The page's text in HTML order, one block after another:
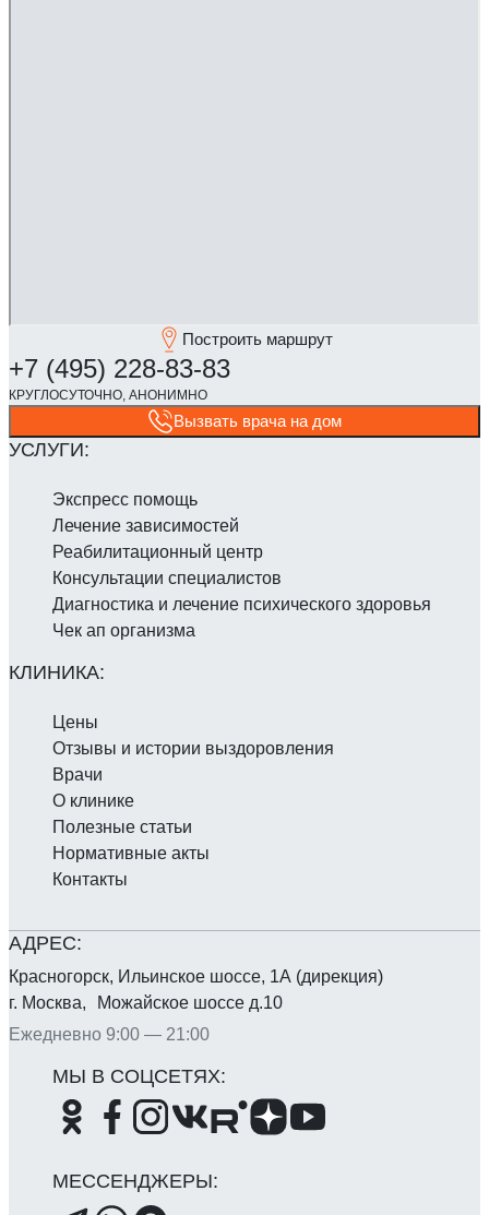
Построить маршрут
Вызвать врача на дом
Красногорск, Ильинское шоссе, 1А (дирекция)
г. Москва, Можайское шоссе д.10
Ежедневно 9:00 — 21:00
Экспресс помощь
Лечение зависимостей
Реабилитаци­онный центр
Консультации специалистов
Диагностика и лечение психического здоровья
Чек ап организма
Цены
Отзывы и истории выздоровления
Врачи
О клинике
Полезные статьи
Нормативные акты
Контакты